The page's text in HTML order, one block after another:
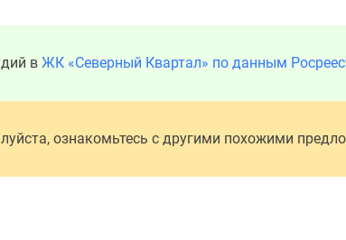
в ЖК «Северный Квартал» по данным
ознакомьтесь с другими похожими